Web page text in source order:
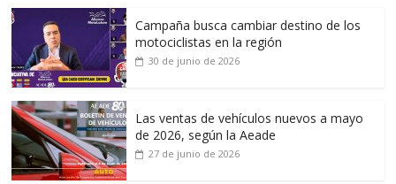
Campaña busca cambiar destino de los
motociclistas en la región
30 de junio de 2026
Las ventas de vehículos nuevos a mayo
de 2026, según la Aeade
27 de junio de 2026